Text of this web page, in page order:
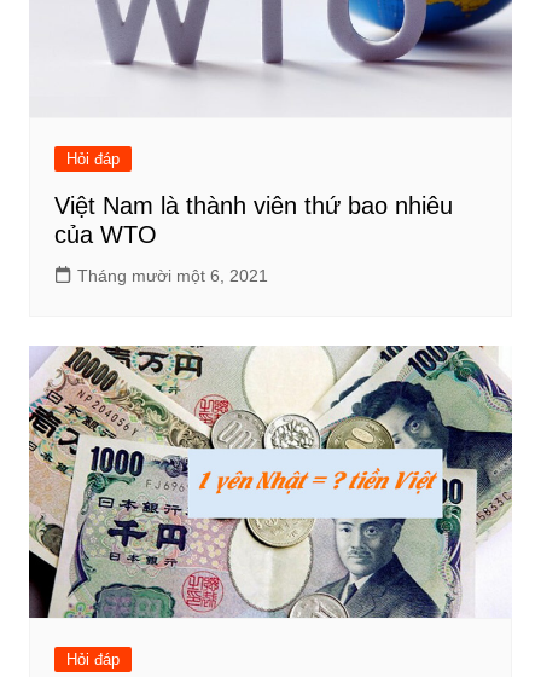
Hỏi đáp
Việt Nam là thành viên thứ bao nhiêu
của WTO
Tháng mười một 6, 2021
Hỏi đáp